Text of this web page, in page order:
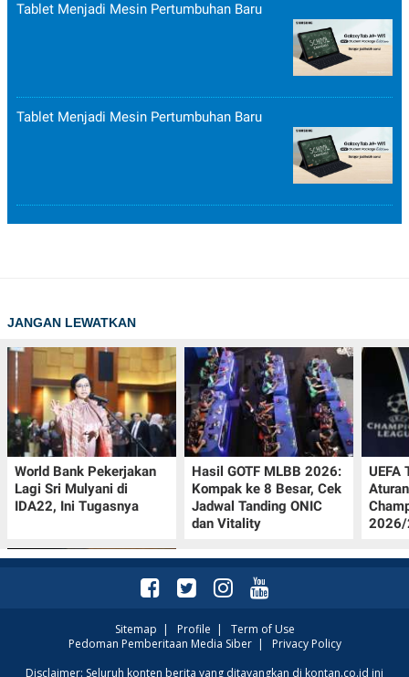
Tablet Menjadi Mesin Pertumbuhan Baru
Tablet Menjadi Mesin Pertumbuhan Baru
JANGAN LEWATKAN
World Bank Pekerjakan
Lagi Sri Mulyani di
IDA22, Ini Tugasnya
Hasil GOTF MLBB 2026:
Kompak ke 8 Besar, Cek
Jadwal Tanding ONIC
dan Vitality
UEFA
2026/
Jadwal Persija vs Arema
Sitemap | Profile | Term of Use
Pedoman Pemberitaan Media Siber| Privacy Policy
Disclaimer: Seluruh konten berita yang ditayangkan di kontan.co.id ini